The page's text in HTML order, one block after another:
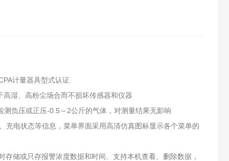
计量器具型式认证
湿、高粉尘场合而不损坏传感器和仪器
负压或正压-0.5～2公斤的气体，对测量结果无影响
电状态等信息，菜单界面采用高清仿真图标显示各个菜单的
储或只存报警浓度数据和时间、支持本机查看、删除数据，